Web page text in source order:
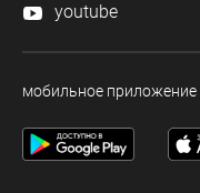
youtube
мобильное приложение